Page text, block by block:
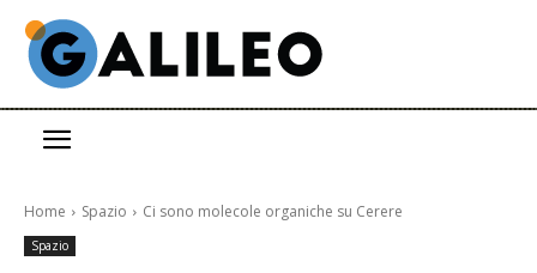
Home Spazio Ci sono molecole organiche su Cerere
Spazio